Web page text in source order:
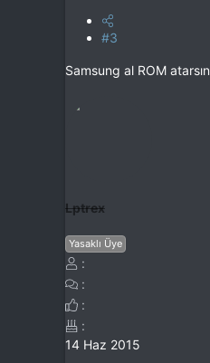
#3
Samsung al ROM atarsın
Lptrex
Yasaklı Üye
14 Haz 2015